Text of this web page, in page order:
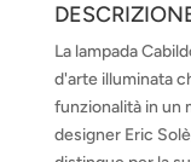
La lampada
d'arte illuminata
funzionalità in un
designer Eric